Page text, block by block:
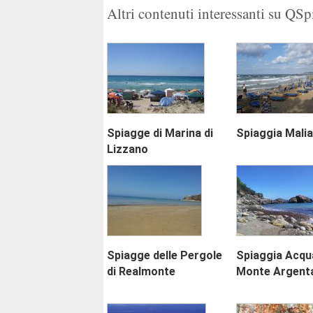
Altri contenuti interessanti su
Spiagge di Marina di
Lizzano
Spiaggia
Spiagge delle Pergole
di Realmonte
Spiaggia
Monte